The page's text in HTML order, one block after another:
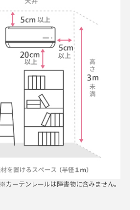
※カーテンレールは障害物に含みません。